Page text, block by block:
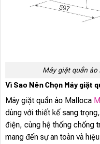
Máy giặt quần áo
Vì Sao Nên Chọn Máy giặt
Máy giặt quần áo Malloca
dùng với thiết kế sang
điện, cùng hệ thống chống
mang đến sự an toàn và